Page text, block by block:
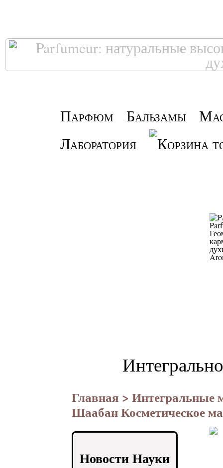
Парфюм Бальзамы
Лаборатория
Главная > Интегральные
Шаабан Косметическое
Новости Науки